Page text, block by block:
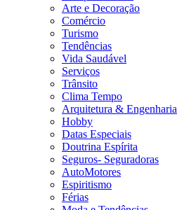
Arte e Decoração
Comércio
Turismo
Tendências
Vida Saudável
Serviços
Trânsito
Clima Tempo
Arquitetura & Engenharia
Hobby
Datas Especiais
Doutrina Espírita
Seguros- Seguradoras
AutoMotores
Espiritismo
Férias